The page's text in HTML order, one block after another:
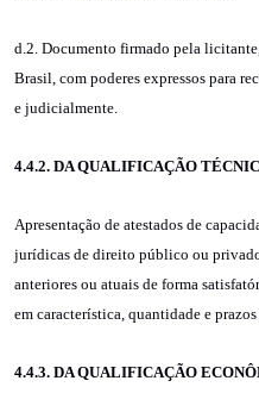
d.2. Documento firmado pela
Brasil, com poderes expressos para
e judicialmente.
4.4.2. DA QUALIFICAÇÃO
Apresentação de atestados de
jurídicas de direito público ou
anteriores ou atuais de forma
em característica, quantidade e
4.4.3. DA QUALIFICAÇÃO